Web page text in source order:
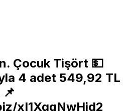
Çocuk Tişört 💵
4 adet 549,92 TL
xI1XqgNwHid2